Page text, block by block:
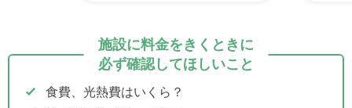
施設に料金をきくときに
必ず確認してほしいこと
食費、光熱費はいくら？